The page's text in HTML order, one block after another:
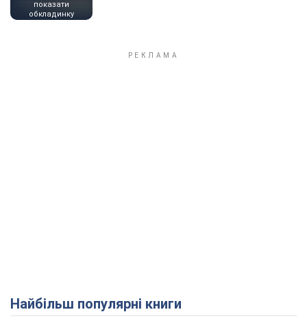
показати
обкладинку
Найбільш популярні книги